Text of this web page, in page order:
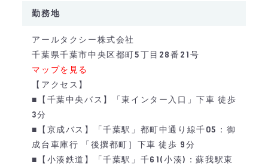
勤務地
アールタクシー株式会社
千葉県千葉市中央区都町5丁目28番21号
マップを見る
【アクセス】
■【千葉中央バス】「東インター入口」下車 徒歩
3分
■【京成バス】「千葉駅」都町中通り線千05：御
成台車庫行 「後撰都町］下車 徒歩 9分
■【小湊鉄道】「千葉駅」千61(小湊)：蘇我駅東